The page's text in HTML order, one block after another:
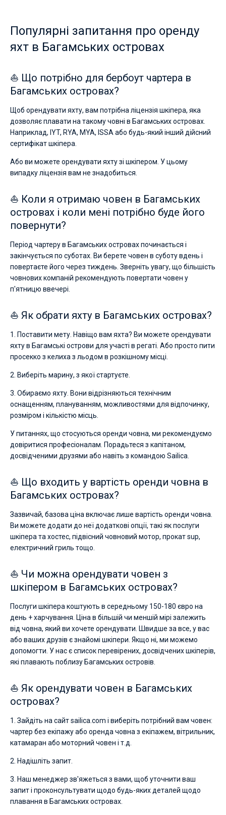
Популярні запитання про оренду
яхт в Багамських островах
⛵ Що потрібно для бербоут чартера в
Багамських островах?
Щоб орендувати яхту, вам потрібна ліцензія шкіпера, яка
дозволяє плавати на такому човні в Багамських островах.
Наприклад, IYT, RYA, MYA, ISSA або будь-який інший дійсний
сертифікат шкіпера.
Або ви можете орендувати яхту зі шкіпером. У цьому
випадку ліцензія вам не знадобиться.
⛵ Коли я отримаю човен в Багамських
островах і коли мені потрібно буде його
повернути?
Період чартеру в Багамських островах починається і
закінчується по суботах. Ви берете човен в суботу вдень і
повертаєте його через тиждень. Зверніть увагу, що більшість
човнових компаній рекомендують повертати човен у
п'ятницю ввечері.
⛵ Як обрати яхту в Багамських островах?
1. Поставити мету. Навіщо вам яхта? Ви можете орендувати
яхту в Багамські острови для участі в регаті. Або просто пити
просекко з келиха з льодом в розкішному місці.
2. Виберіть марину, з якої стартуєте.
3. Обираємо яхту. Вони відрізняються технічним
оснащенням, плануванням, можливостями для відпочинку,
розміром і кількістю місць.
У питаннях, що стосуються оренди човна, ми рекомендуємо
довіритися професіоналам. Порадьтеся з капітаном,
досвідченими друзями або навіть з командою Sailica.
⛵ Що входить у вартість оренди човна в
Багамських островах?
Зазвичай, базова ціна включає лише вартість оренди човна.
Ви можете додати до неї додаткові опції, такі як послуги
шкіпера та хостес, підвісний човновий мотор, прокат sup,
електричний гриль тощо.
⛵ Чи можна орендувати човен з
шкіпером в Багамських островах?
Послуги шкіпера коштують в середньому 150-180 євро на
день + харчування. Ціна в більшій чи меншій мірі залежить
від човна, який ви хочете орендувати. Швидше за все, у вас
або ваших друзів є знайомі шкіпери. Якщо ні, ми можемо
допомогти. У нас є список перевірених, досвідчених шкіперів,
які плавають поблизу Багамських островів.
⛵ Як орендувати човен в Багамських
островах?
1. Зайдіть на сайт sailica.com і виберіть потрібний вам човен:
чартер без екіпажу або оренда човна з екіпажем, вітрильник,
катамаран або моторний човен і т.д.
2. Надішліть запит.
3. Наш менеджер зв'яжеться з вами, щоб уточнити ваш
запит і проконсультувати щодо будь-яких деталей щодо
плавання в Багамських островах.